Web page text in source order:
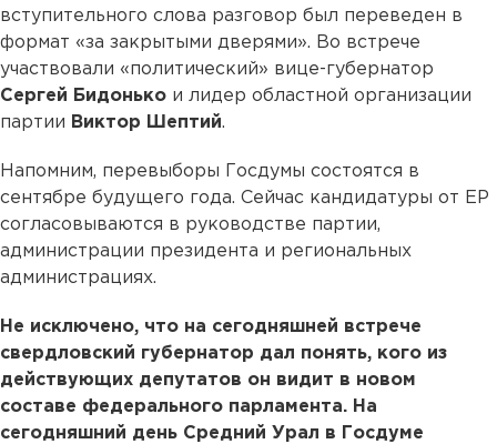
вступительного слова разговор был переведен в
формат «за закрытыми дверями». Во встрече
участвовали «политический» вице-губернатор
Сергей Бидонько и лидер областной организации
партии Виктор Шептий.
Напомним, перевыборы Госдумы состоятся в
сентябре будущего года. Сейчас кандидатуры от ЕР
согласовываются в руководстве партии,
администрации президента и региональных
администрациях.
Не исключено, что на сегодняшней встрече
свердловский губернатор дал понять, кого из
действующих депутатов он видит в новом
составе федерального парламента. На
сегодняшний день Средний Урал в Госдуме